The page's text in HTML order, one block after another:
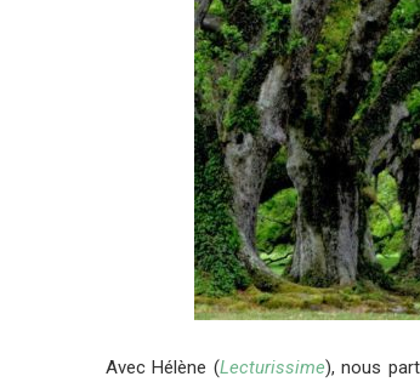
Avec Hélène (Lecturissime), nous